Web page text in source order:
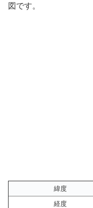
図です。
緯度
経度